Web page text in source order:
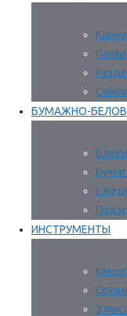
БУМАЖНО-
ИНСТРУМЕНТЫ